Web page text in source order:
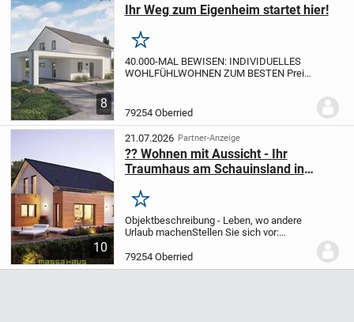
8
Ihr Weg zum Eigenheim startet hier!
Merken
40.000-MAL BEWISEN: INDIVIDUELLES
WOHLFÜHLWOHNEN ZUM BESTEN Preis
ein ausgewogenes Preis-Leistungs-
Verhältnis achten,...
79254 Oberried
10
21.07.2026 Partner-Anzeige
?? Wohnen mit Aussicht - Ihr
Traumhaus am Schauinsland in
Merken
Objektbeschreibung - Leben, wo andere
Urlaub machenStellen Sie sich vor:
Baumwipfel. Frühstück auf der Terrasse
mit Sonne im Gesicht. Und abends die
79254 Oberried